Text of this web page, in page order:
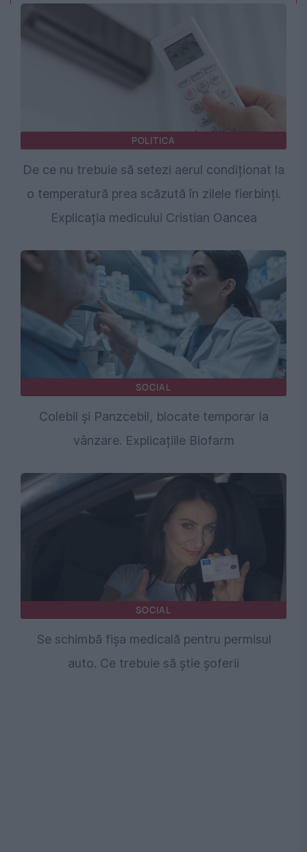
POLITICA
De ce nu trebuie să setezi aerul condiționat la
o temperatură prea scăzută în zilele fierbinți.
Explicația medicului Cristian Oancea
SOCIAL
Colebil și Panzcebil, blocate temporar la
vânzare. Explicațiile Biofarm
SOCIAL
Se schimbă fișa medicală pentru permisul
auto. Ce trebuie să știe șoferii